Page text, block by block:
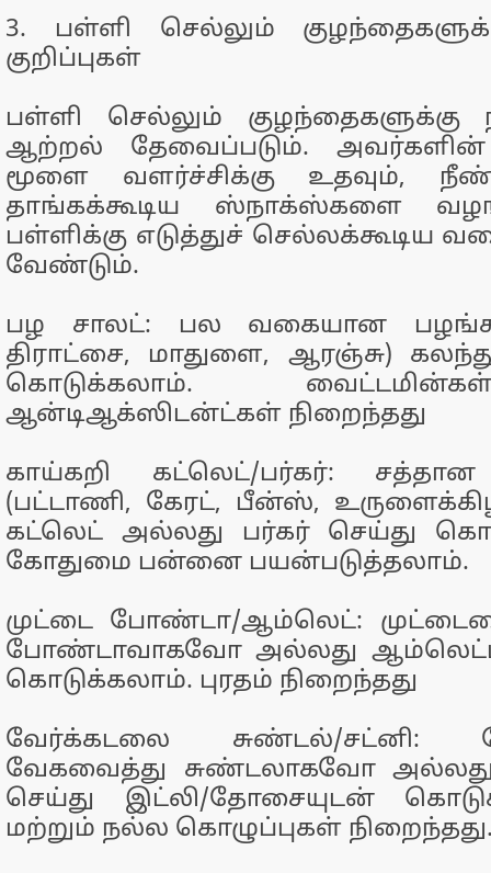
3. பள்ளி செல்லும்
குறிப்புகள்
பள்ளி செல்லும் குழந்தைகளுக்கு
ஆற்றல் தேவைப்படும்.
மூளை வளர்ச்சிக்கு உதவும்,
தாங்கக்கூடிய ஸ்நாக்ஸ்களை
பள்ளிக்கு எடுத்துச் செல்லக்கூடிய
வேண்டும்.
பழ சாலட்: பல வகையான
திராட்சை, மாதுளை, ஆரஞ்சு)
கொடுக்கலாம்.
ஆன்டிஆக்ஸிடன்ட்கள் நிறைந்தது
காய்கறி கட்லெட்/பர்கர்:
(பட்டாணி, கேரட், பீன்ஸ்,
கட்லெட் அல்லது பர்கர் செய்து
கோதுமை பன்னை பயன்படுத்தலாம்.
முட்டை போண்டா/ஆம்லெட்:
போண்டாவாகவோ அல்லது
கொடுக்கலாம். புரதம் நிறைந்தது
வேர்க்கடலை சுண்டல்/சட்னி:
வேகவைத்து சுண்டலாகவோ
செய்து இட்லி/தோசையுடன்
மற்றும் நல்ல கொழுப்புகள்